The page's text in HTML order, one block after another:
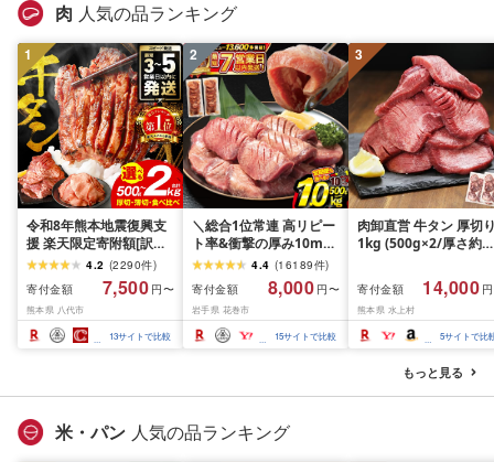
肉 人気の品ランキング
1
令和8年熊本地震復興支
援 楽天限定寄附額[訳あ
り]牛タン 500g〜2kg 肉
牛肉 訳あり 牛タン 冷凍
小分け 厚切り 薄切り 食
べ比べ 500g 1kg 1.5kg
2kg 牛 人気 ビーフ 牛た
ん ふるさと納税 ランキ
4.2 (2290件)
寄付金額
7,500 円〜
熊本県 八代市
13サイトで比較
2
＼総合1位常連 高リピー
ト率&衝撃の厚み10mm
厚切り牛タン 塩味/ ≪ス
ピード発送!!10営業日以
内発送≫ 選べる内容量
500g / 1kg 定期便 毎月
届く 牛肉 肉 BBQ ふるさ
と 人気 ランキング 岩手
4.4 (16189件)
寄付金額
8,000 円〜
岩手県 花巻市
15サイトで比較
3
肉卸直営 牛タン 厚切
1kg (500g×2/厚さ約
牛肉 焼肉 冷凍 スライ
業務用 バーベキュー
BBQ おつまみ ギフト
祝い お中元 夏ギフト
寄付金額 14,000
熊本県 水上村
5サイトで比
もっと見る
米・パン 人気の品ランキング